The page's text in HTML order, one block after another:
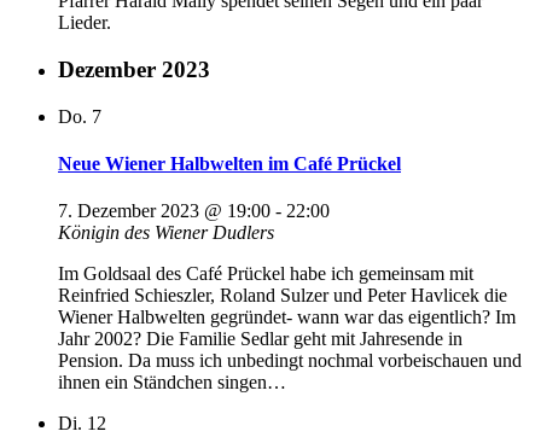
Lieder.
Dezember 2023
Do. 7
Neue Wiener Halbwelten im Café Prückel
7. Dezember 2023 @ 19:00 - 22:00
Königin des Wiener Dudlers
Im Goldsaal des Café Prückel habe ich gemeinsam mit
Reinfried Schieszler, Roland Sulzer und Peter Havlicek die
Wiener Halbwelten gegründet- wann war das eigentlich? Im
Jahr 2002? Die Familie Sedlar geht mit Jahresende in
Pension. Da muss ich unbedingt nochmal vorbeischauen und
ihnen ein Ständchen singen…
Di. 12